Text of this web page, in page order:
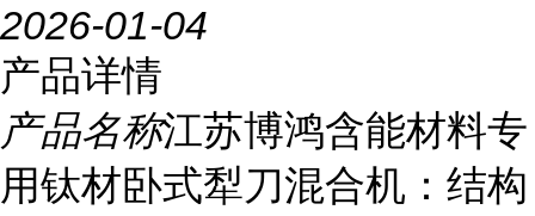
2026-01-04
产品详情
产品名称江苏博鸿含能材料专
用钛材卧式犁刀混合机：结构